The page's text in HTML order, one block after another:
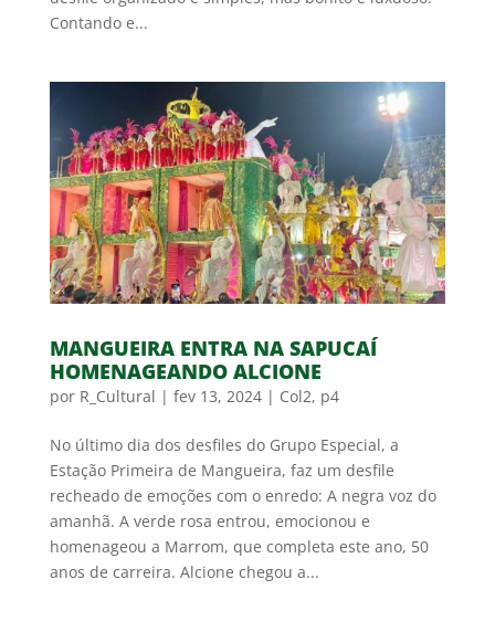
Contando e...
MANGUEIRA ENTRA NA SAPUCAÍ
HOMENAGEANDO ALCIONE
por R_Cultural | fev 13, 2024| Col2, p4
No último dia dos desfiles do Grupo Especial, a
Estação Primeira de Mangueira, faz um desfile
recheado de emoções com o enredo: A negra voz do
amanhã. A verde rosa entrou, emocionou e
homenageou a Marrom, que completa este ano, 50
anos de carreira. Alcione chegou a...